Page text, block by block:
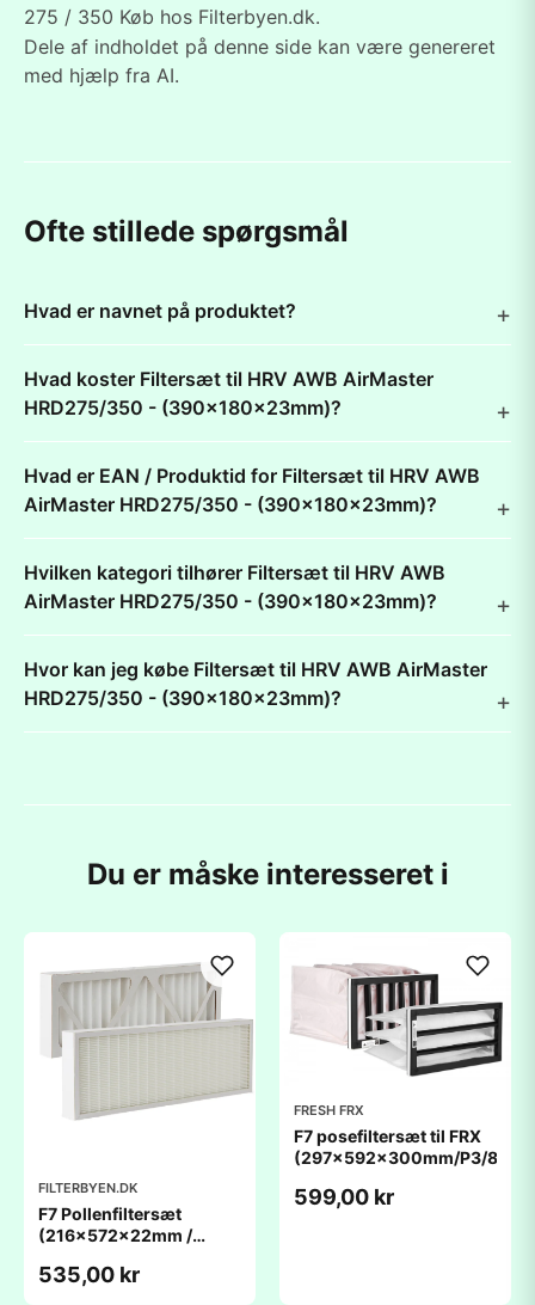
275 / 350 Køb hos Filterbyen.dk.
Dele af indholdet på denne side kan være genereret
med hjælp fra AI.
Ofte stillede spørgsmål
Hvad er navnet på produktet?
Hvad koster Filtersæt til HRV AWB AirMaster
HRD275/350 - (390x180x23mm)?
Hvad er EAN / Produktid for Filtersæt til HRV AWB
AirMaster HRD275/350 - (390x180x23mm)?
Hvilken kategori tilhører Filtersæt til HRV AWB
AirMaster HRD275/350 - (390x180x23mm)?
Hvor kan jeg købe Filtersæt til HRV AWB AirMaster
HRD275/350 - (390x180x23mm)?
Du er måske interesseret i
FILTERBYEN.DK
F7 Pollenfiltersæt
(216x572x22mm /
535,00 kr
FRESH FRX
F7 posefiltersæt til FRX
(297x592x300mm/P3/8)
599,00 kr